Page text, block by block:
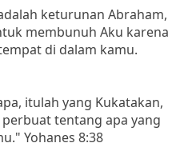
keturunan Abraham,
membunuh Aku karena
di dalam kamu.
itulah yang Kukatakan,
tentang apa yang
Yohanes 8:38